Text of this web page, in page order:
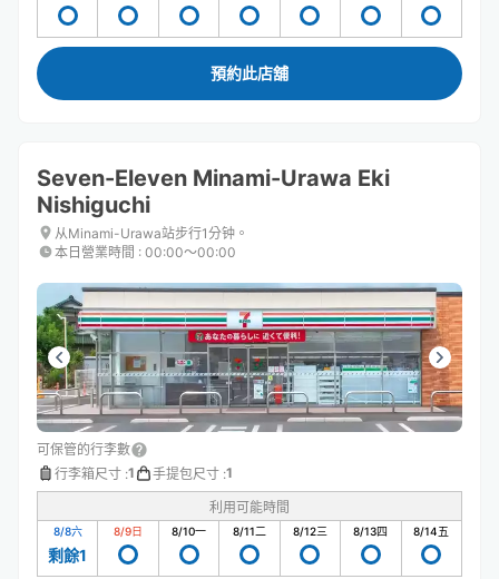
預約此店舖
Seven-Eleven Minami-Urawa Eki
Nishiguchi
从Minami-Urawa站步行1分钟。
本日營業時間 : 00:00〜00:00
可保管的行李數
行李箱尺寸 :1 手提包尺寸 :1
利用可能時間
8/8六
剩餘1
8/9日 8/10一 8/11二 8/12三 8/13四 8/14五